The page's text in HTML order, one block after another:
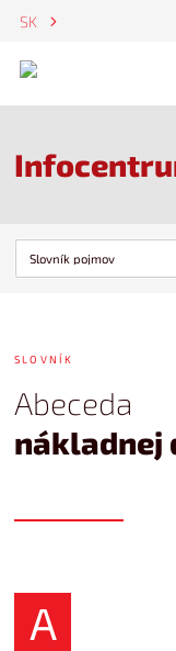
SK
ES
SLOVNÍK
Abeceda
nákladnej
A